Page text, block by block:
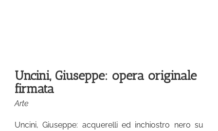
Uncini, Giuseppe: opera originale
firmata
Arte
Uncini, Giuseppe: acquerelli ed inchiostro nero su